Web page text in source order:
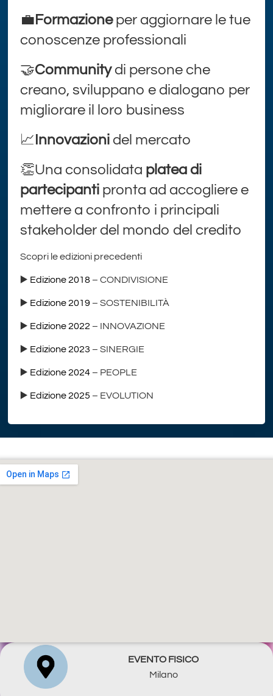
💼 Formazioneper aggiornare le tue
conoscenze professionali
🤝Communitydi persone che
creano, sviluppano e dialogano per
migliorare il loro business
📈 Innovazioni del mercato
👏Una consolidata platea di
partecipanti pronta ad accogliere e
mettere a confronto i principali
stakeholder del mondo del credito
Scopri le edizioni precedenti
▶️ Edizione 2018– CONDIVISIONE
▶️ Edizione 2019 – SOSTENIBILITÀ
▶️ Edizione 2022 – INNOVAZIONE
▶️ Edizione 2023 – SINERGIE
▶️ Edizione 2024– PEOPLE
▶️ Edizione 2025 – EVOLUTION
EVENTO FISICO
Milano